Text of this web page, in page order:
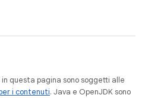
questa pagina sono soggetti alle
i contenuti. Java e OpenJDK sono